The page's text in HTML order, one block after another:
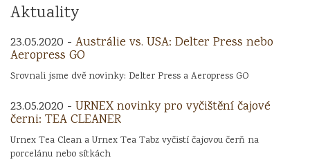
Aktuality
23.05.2020 - Austrálie vs. USA: Delter Press nebo
Aeropress GO
Srovnali jsme dvě novinky: Delter Press a Aeropress GO
23.05.2020 - URNEX novinky pro vyčištění čajové
černi: TEA CLEANER
Urnex Tea Clean a Urnex Tea Tabz vyčistí čajovou čerň na
porcelánu nebo sítkách